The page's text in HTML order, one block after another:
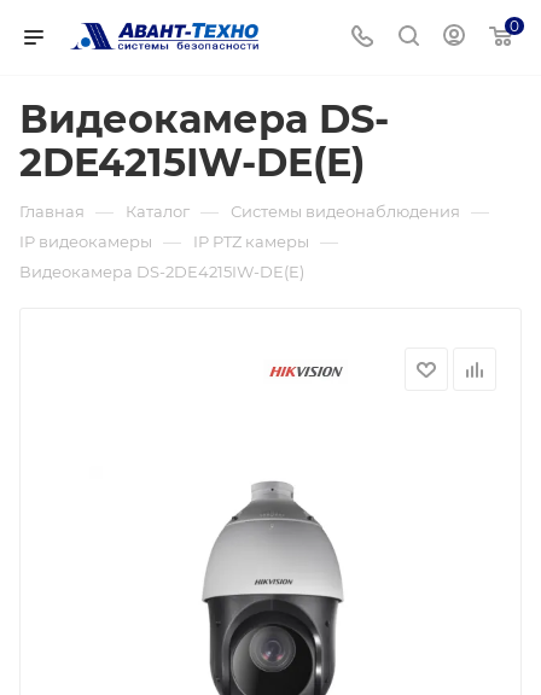
0
Видеокамера DS-
2DE4215IW-DE(E)
Главная — Каталог — Системы видеонаблюдения —
IP видеокамеры — IP PTZ камеры —
Видеокамера DS-2DE4215IW-DE(E)